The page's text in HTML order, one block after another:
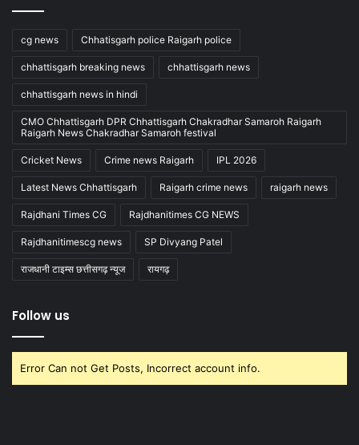
cg news Chhatisgarh police Raigarh police
chhattisgarh breaking news chhattisgarh news
chhattisgarh news in hindi
CMO Chhattisgarh DPR Chhattisgarh Chakradhar Samaroh Raigarh
Raigarh News Chakradhar Samaroh festival
Cricket News Crime news Raigarh IPL 2026
Latest News Chhattisgarh Raigarh crime news raigarh news
Rajdhani Times CG Rajdhanitimes CG NEWS
Rajdhanitimescg news SP Divyang Patel
राजधानी टाइम्स छत्तीसगढ़ न्यूज रायगढ़
Follow us
Error Can not Get Posts, Incorrect account info.